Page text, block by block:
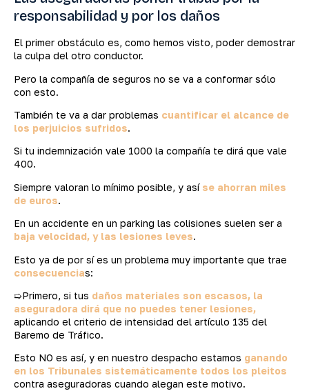
responsabilidad y por los daños
El primer obstáculo es, como hemos visto, poder demostrar
la culpa del otro conductor.
Pero la compañía de seguros no se va a conformar sólo
con esto.
También te va a dar problemas cuantificar el alcance de
los perjuicios sufridos.
Si tu indemnización vale 1000 la compañía te dirá que vale
400.
Siempre valoran lo mínimo posible, y así se ahorran miles
de euros.
En un accidente en un parking las colisiones suelen ser a
baja velocidad, y las lesiones leves.
Esto ya de por sí es un problema muy importante que trae
consecuencias:
➯Primero, si tus daños materiales son escasos, la
aseguradora dirá que no puedes tener lesiones,
aplicando el criterio de intensidad del artículo 135 del
Baremo de Tráfico.
Esto NO es así, y en nuestro despacho estamos ganando
en los Tribunales sistemáticamente todos los pleitos
contra aseguradoras cuando alegan este motivo.